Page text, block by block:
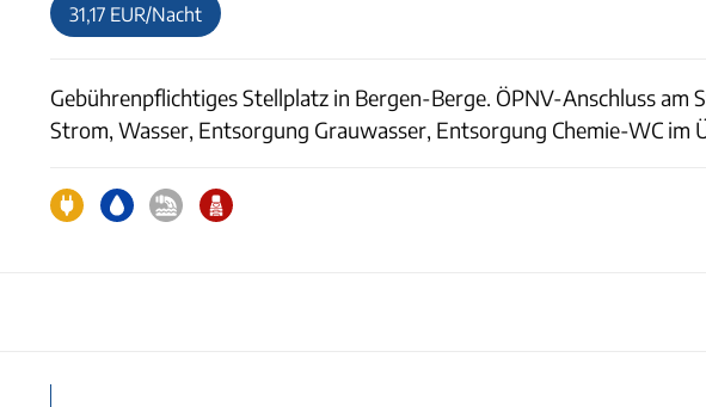
31,17 EUR/Nacht
Gebührenpflichtiges Stellplatz in Bergen-Berge. ÖPNV-Anschluss
Strom, Wasser, Entsorgung Grauwasser, Entsorgung Chemie-WC im